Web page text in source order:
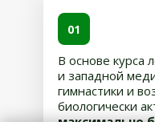
В основе курса
и западной
гимнастики и
биологически
максимально
01